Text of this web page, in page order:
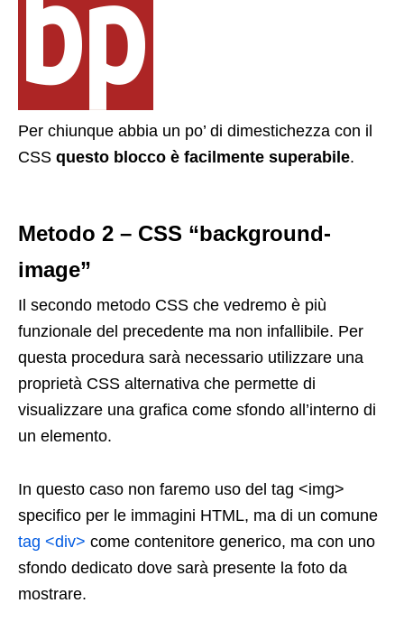
Per chiunque abbia un po’ di dimestichezza con il
CSS questo blocco è facilmente superabile.
Metodo 2 – CSS “background-
image”
Il secondo metodo CSS che vedremo è più
funzionale del precedente ma non infallibile. Per
questa procedura sarà necessario utilizzare una
proprietà CSS alternativa che permette di
visualizzare una grafica come sfondo all’interno di
un elemento.
In questo caso non faremo uso del tag <img>
specifico per le immagini HTML, ma di un comune
tag <div> come contenitore generico, ma con uno
sfondo dedicato dove sarà presente la foto da
mostrare.